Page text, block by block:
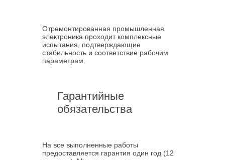
Отремонтированная промышленная
электроника проходит комплексные
испытания, подтверждающие
стабильность и соответствие рабочим
параметрам.
Гарантийные
обязательства
На все выполненные работы
предоставляется гарантия один год (12